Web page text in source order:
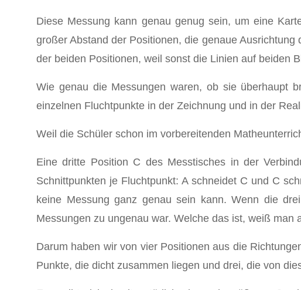
Diese Messung kann genau genug sein, um eine
großer Abstand der Positionen, die genaue
der beiden Positionen, weil sonst die Linien auf beiden
Wie genau die Messungen waren, ob sie überhaupt
einzelnen Fluchtpunkte in der Zeichnung und in der
Weil die Schüler schon im vorbereitenden
Eine dritte Position C des Messtisches in der
Schnittpunkten je Fluchtpunkt: A schneidet C und C
keine Messung ganz genau sein kann. Wenn die
Messungen zu ungenau war. Welche das ist, weiß man
Darum haben wir von vier Positionen aus die
Punkte, die dicht zusammen liegen und drei, die von